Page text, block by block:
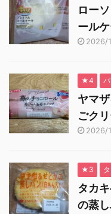
ロー
ール
2026/
★4
ヤマ
ごク
2026/
★3
タカ
の蒸